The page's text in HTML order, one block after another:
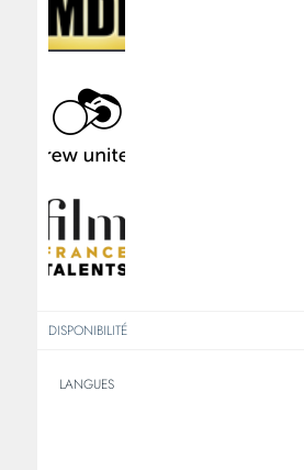
DISPONIBILITÉ
LANGUES